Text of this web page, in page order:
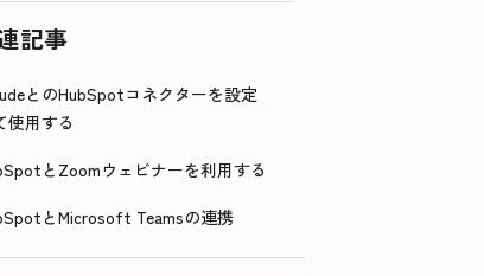
記事
とのHubSpotコネクターを設定
使用する
とZoomウェビナーを利用する
とMicrosoft Teamsの連携